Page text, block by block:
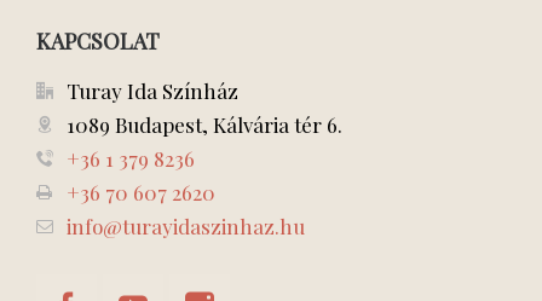
KAPCSOLAT
Turay Ida Színház
1089 Budapest, Kálvária tér 6.
+36 1 379 8236
+36 70 607 2620
info@turayidaszinhaz.hu